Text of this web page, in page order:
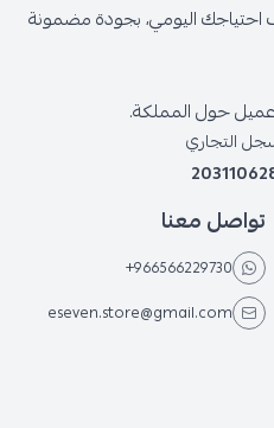
احتياجك اليومي، بجودة مضمونة
التجاري
تواصل معنا
+966566229730
eseven.store@gmail.com